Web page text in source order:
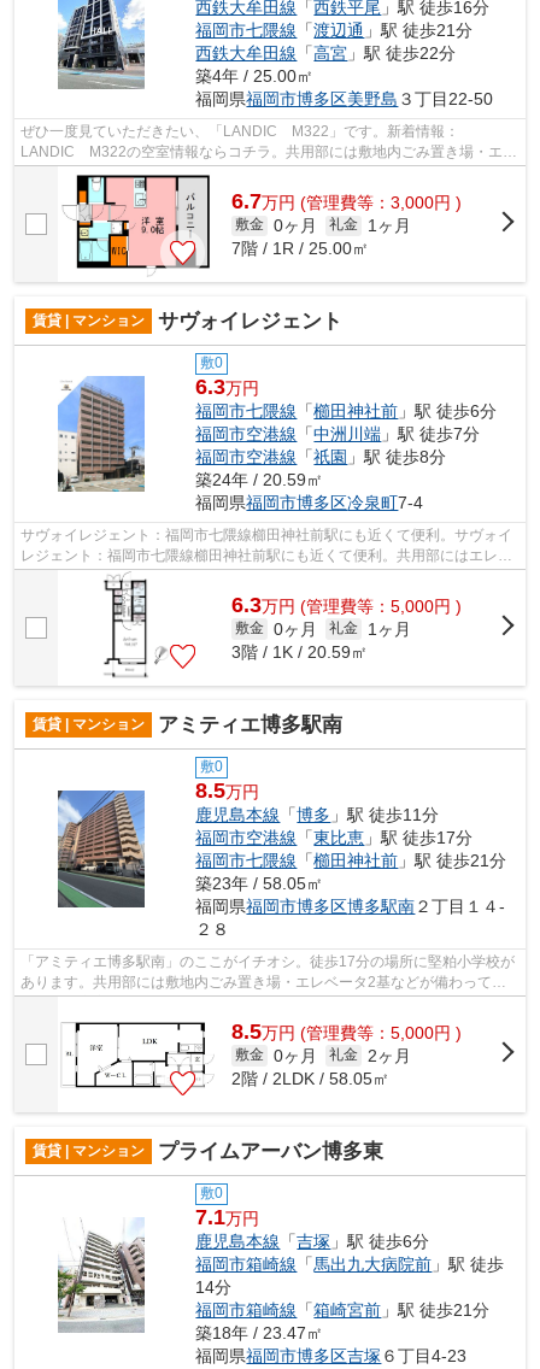
西鉄大牟田線 「西鉄平尾 」駅 徒歩16分
福岡市七隈線 「渡辺通 」駅 徒歩21分
西鉄大牟田線 「高宮 」駅 徒歩22分
築4年 / 25.00㎡
福岡県福岡市博多区美野島 ３丁目22-50
ぜひ一度見ていただきたい、「LANDIC M322」です。新着情報：
LANDIC M322の空室情報ならコチラ。共用部には敷地内ごみ置き場・エレ
ベータなど様々な設備やサービスが揃っているので...
6.7万円 (管理費等：3,000円 )
敷金 0ヶ月 礼金
1ヶ月
7階 / 1R / 25.00㎡
賃貸 | マンション サヴォイレジェント
敷0
6.3万円
福岡市七隈線 「櫛田神社前 」駅 徒歩6分
福岡市空港線 「中洲川端 」駅 徒歩7分
福岡市空港線 「祇園 」駅 徒歩8分
築24年 / 20.59㎡
福岡県福岡市博多区冷泉町7-4
サヴォイレジェント：福岡市七隈線櫛田神社前駅にも近くて便利。サヴォイ
レジェント：福岡市七隈線櫛田神社前駅にも近くて便利。共用部にはエレベ
ータ・敷地内ごみ置き場などが備わっ...
6.3万円 (管理費等：5,000円 )
敷金 0ヶ月 礼金
1ヶ月
3階 / 1K / 20.59㎡
賃貸 | マンション アミティエ博多駅南
敷0
8.5万円
鹿児島本線 「博多 」駅 徒歩11分
福岡市空港線 「東比恵 」駅 徒歩17分
福岡市七隈線 「櫛田神社前 」駅 徒歩21分
築23年 / 58.05㎡
福岡県福岡市博多区博多駅南２丁目１４-
２８
「アミティエ博多駅南」のここがイチオシ。徒歩17分の場所に堅粕小学校が
あります。共用部には敷地内ごみ置き場・エレベータ2基などが備わってお
8.5万円 (管理費等：5,000円 )
敷金 0ヶ月 礼金
2ヶ月
2階 / 2LDK / 58.05㎡
賃貸 | マンション プライムアーバン博多東
敷0
7.1万円
鹿児島本線 「吉塚 」駅 徒歩6分
福岡市箱崎線 「馬出九大病院前 」駅 徒歩
14分
福岡市箱崎線 「箱崎宮前 」駅 徒歩21分
築18年 / 23.47㎡
福岡県福岡市博多区吉塚 ６丁目4-23